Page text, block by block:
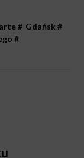
# Gdańsk #
#